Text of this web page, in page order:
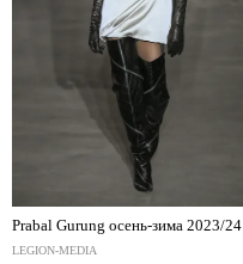
Prabal Gurung осень-зима 2023/24
LEGION-MEDIA